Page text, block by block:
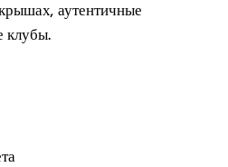
аутентичные
клубы.